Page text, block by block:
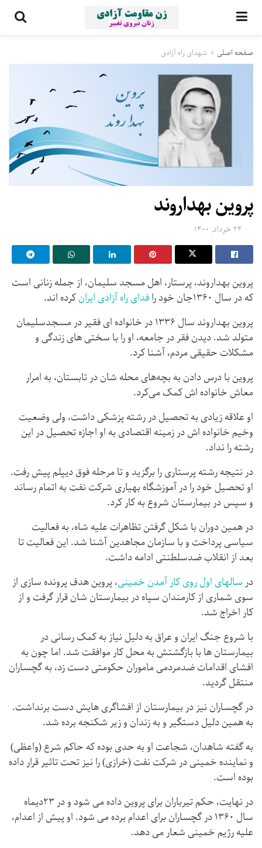
صفحه اصلی شهدای راه آزادی
پروین بهداروند
۲۴ خرداد, ۱۴۰۰
پروین بهداروند، پرستار، اهل مسجد سلیمان، از جمله زنانی است
که در سال ۱۳۶۰جان خود را
فدای راه آزادی ایرانکرده اند.
پروین بهداروند سال ۱۳۳۶ در خانواده ای فقیر در مسجدسلیمان
متولد شد. دیدن فقر در جامعه، او را با سختی های زندگی و
مشکلات حقیقی مردم، آشنا کرد.
پروین با درس دادن به بچه‌های محله شان در تابستان، به امرار
معاش خانواده اش کمک می‌کرد.
او علاقه زیادی به تحصیل در رشته پزشکی داشت، ولی وضعیت
وخیم خانواده اش در زمینه اقتصادی به او اجازه تحصیل در این
رشته را نداد.
در نتیجه رشته پرستاری را برگزید و تا مرحله فوق دیپلم پیش رفت.
او تحصیل خود را در آموزشگاه بهیاری شرکت نفت به اتمام رساند
و سپس در بیمارستان شروع به کار کرد.
در همین دوران با شکل گرفتن تظاهرات علیه شاه، به فعالیت
سیاسی پرداخت و با سازمان مجاهدین آشنا شد. این فعالیت تا
بعد از انقلاب ضدسلطنتی ادامه داشت.
در سالهای اول روی کار آمدن خمینی، پروین هدف پرونده سازی از
سوی شماری از کارمندان سپاه در بیمارستان شان قرار گرفت و از
کار اخراج شد.
با شروع جنگ ایران و عراق به دلیل نیاز به کمک رسانی در
بیمارستان ها با بازگشتش به محل کار موافقت شد. اما چون به
افشای اقدامات ضدمردمی ماموران حکومتی دست زد، به گچساران
منتقل گردید.
در گچساران نیز در بیمارستان از افشاگری هایش دست برنداشت.
به همین دلیل دستگیر و به زندان و زیر شکنجه برده شد.
به گفته شاهدان، شجاعت او به حدی بوده که حاکم شرع (واعظی)
و نماینده خمینی در شرکت نفت (خرازی) را نیز تحت تاثیر قرار داده
بوده است.
در نهایت، حکم تیرباران برای پروین داده می شود و در ۲۳دیماه
سال ۱۳۶۰ در گچساران برای اعدام برده می شود. او پیش از اعدام،
علیه رژیم خمینی شعار می دهد.